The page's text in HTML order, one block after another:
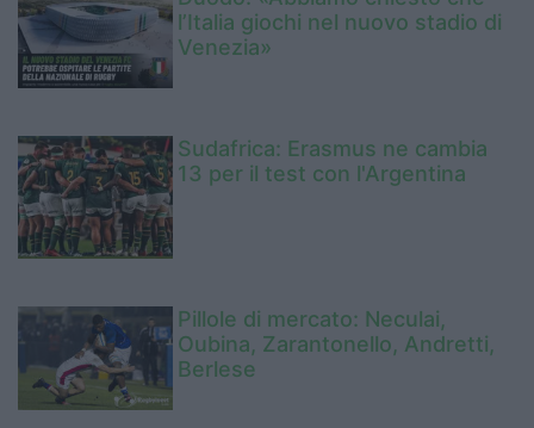
l’Italia giochi nel nuovo stadio di
Venezia»
Sudafrica: Erasmus ne cambia
13 per il test con l'Argentina
Pillole di mercato: Neculai,
Oubina, Zarantonello, Andretti,
Berlese